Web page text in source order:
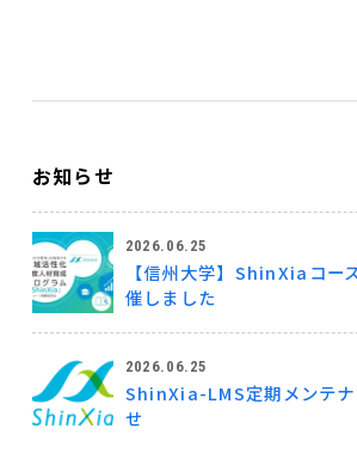
お知らせ
2026.06.25
【信州大学】ShinXiaコー
催しました
2026.06.25
ShinXia-LMS定期メンテナ
せ